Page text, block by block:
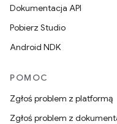
Dokumentacja API
Pobierz Studio
Android NDK
POMOC
Zgłoś problem z platformą
Zgłoś problem z